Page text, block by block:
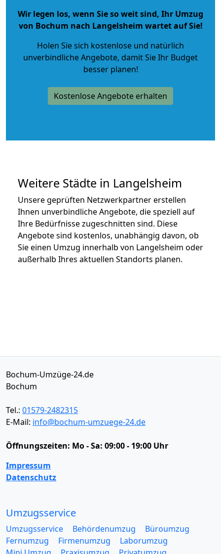
Wir legen los, wenn Sie so weit sind, Ihr Umzug
von Bochum nach Langelsheim wartet auf Sie!
Holen Sie sich kostenlose und natürlich
unverbindliche Angebote, damit Sie Ihr Budget
besser planen!
Kostenlose Angebote erhalten
Weitere Städte in Langelsheim
Unsere geprüften Netzwerkpartner erstellen
Ihnen unverbindliche Angebote, die speziell auf
Ihre Bedürfnisse zugeschnitten sind. Diese
Angebote sind kostenlos, unabhängig davon, ob
Sie einen Umzug innerhalb von Langelsheim oder
außerhalb Ihres aktuellen Standorts planen.
Bochum-Umzüge-24.de
Bochum
Tel.: 01579-2482315
E-Mail: info@bochum-umzuege-24.de
Öffnungszeiten: Mo - Sa: 09:00 - 19:00 Uhr
Impressum
Datenschutz
Umzugsservice
Umzugsservice Behördenumzug
Büroumzug
Fernumzug
Firmenumzug
Laborumzug